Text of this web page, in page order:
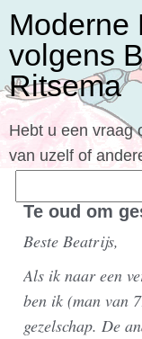
Moderne
volgens
Ritsema
Hebt u een vraag
van uzelf of
naar:Te oud om
Beste Beatrijs,
Als ik naar een
ben ik (man van
gezelschap. De